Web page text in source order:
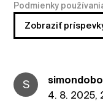
Podmienky
Zobraziť
S
4. 8. 2025,